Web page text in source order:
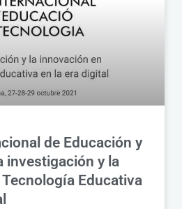
de Educación y
investigación y la
Educativa